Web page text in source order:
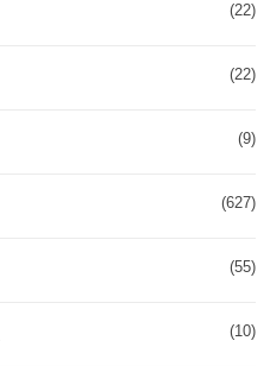
(22)
(22)
(9)
(627)
(55)
(10)